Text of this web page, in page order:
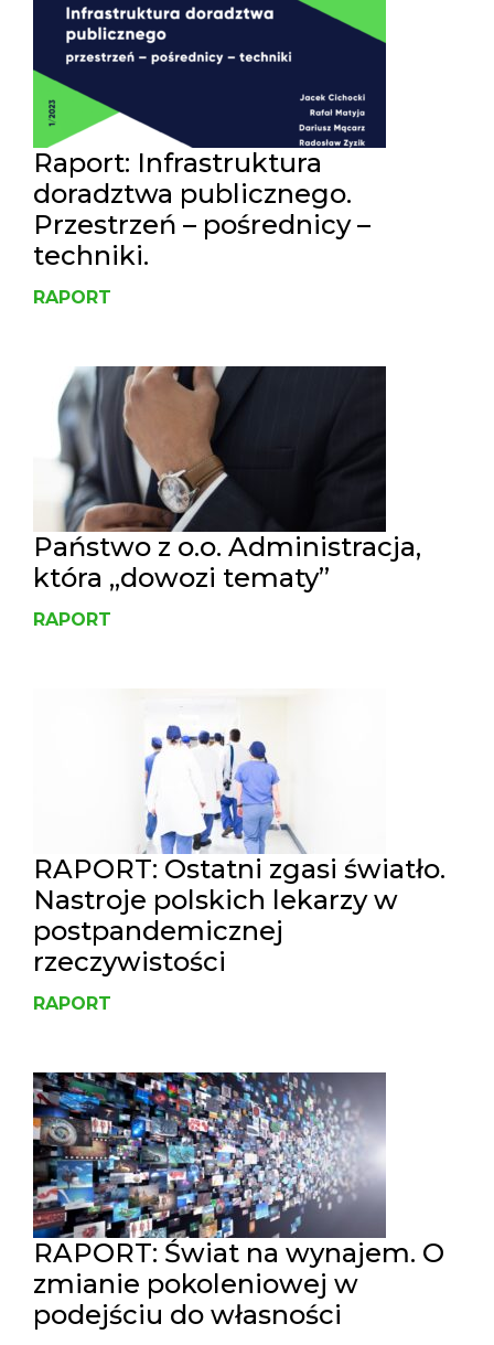
Raport: Infrastruktura
doradztwa publicznego.
Przestrzeń – pośrednicy –
techniki.
RAPORT
Państwo z o.o. Administracja,
która „dowozi tematy”
RAPORT
RAPORT: Ostatni zgasi światło.
Nastroje polskich lekarzy w
postpandemicznej
rzeczywistości
RAPORT
RAPORT: Świat na wynajem. O
zmianie pokoleniowej w
podejściu do własności